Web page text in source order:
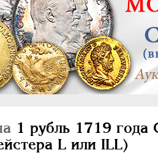
1 рубль 1719 года
L или ILL)